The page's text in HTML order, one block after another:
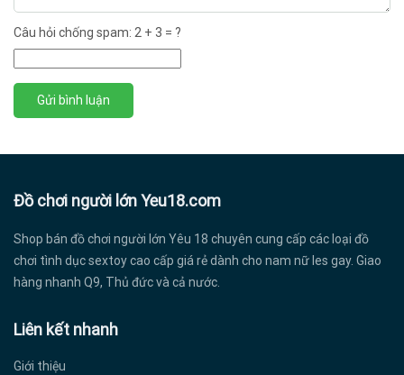
Câu hỏi chống spam: 2 + 3 = ?
Đồ chơi người lớn Yeu18.com
Shop bán đồ chơi người lớn Yêu 18 chuyên cung cấp các loại đồ
chơi tình dục sextoy cao cấp giá rẻ dành cho nam nữ les gay. Giao
hàng nhanh Q9, Thủ đức và cả nước.
Liên kết nhanh
Giới thiệu